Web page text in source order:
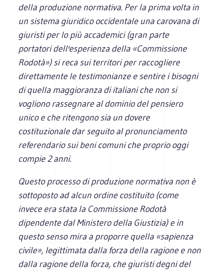
della produzione normativa. Per la prima volta in
un sistema giuridico occidentale una carovana di
giuristi per lo più accademici (gran parte
portatori dell'esperienza della «Commissione
Rodotà») si reca sui territori per raccogliere
direttamente le testimonianze e sentire i bisogni
di quella maggioranza di italiani che non si
vogliono rassegnare al dominio del pensiero
unico e che ritengono sia un dovere
costituzionale dar seguito al pronunciamento
referendario sui beni comuni che proprio oggi
compie 2 anni.
Questo processo di produzione normativa non è
sottoposto ad alcun ordine costituito (come
invece era stata la Commissione Rodotà
dipendente dal Ministero della Giustizia) e in
questo senso mira a proporre quella «sapienza
civile», legittimata dalla forza della ragione e non
dalla ragione della forza, che giuristi degni del